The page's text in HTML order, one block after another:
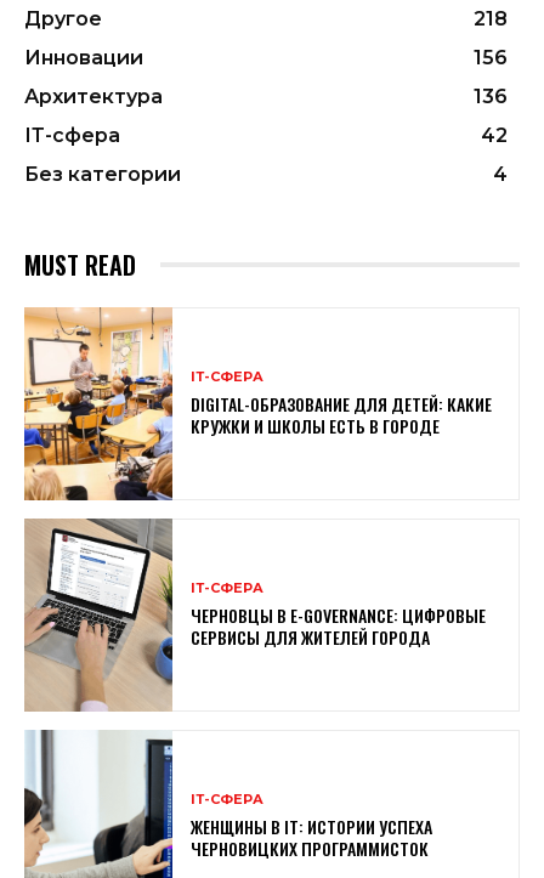
Другое
218
Инновации
156
Архитектура
136
ІТ-сфера
42
Без категории
4
MUST READ
ІТ-СФЕРА
DIGITAL-ОБРАЗОВАНИЕ ДЛЯ ДЕТЕЙ: КАКИЕ
КРУЖКИ И ШКОЛЫ ЕСТЬ В ГОРОДЕ
ІТ-СФЕРА
ЧЕРНОВЦЫ В E-GOVERNANCE: ЦИФРОВЫЕ
СЕРВИСЫ ДЛЯ ЖИТЕЛЕЙ ГОРОДА
ІТ-СФЕРА
ЖЕНЩИНЫ В ІТ: ИСТОРИИ УСПЕХА
ЧЕРНОВИЦКИХ ПРОГРАММИСТОК